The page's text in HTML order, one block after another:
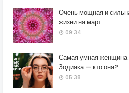
Очень мощная и
жизни на март
09:34
Самая умная женщина
Зодиака — кто она?
05:38